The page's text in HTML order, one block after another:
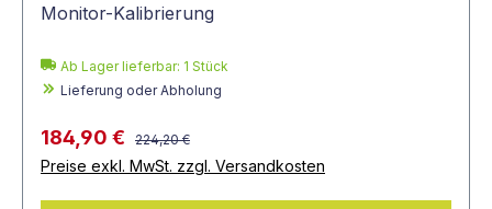
Monitor-Kalibrierung
Ab Lager lieferbar: 1 Stück
Lieferung oder Abholung
184,90 € 224,20 €
Preise exkl. MwSt. zzgl. Versandkosten